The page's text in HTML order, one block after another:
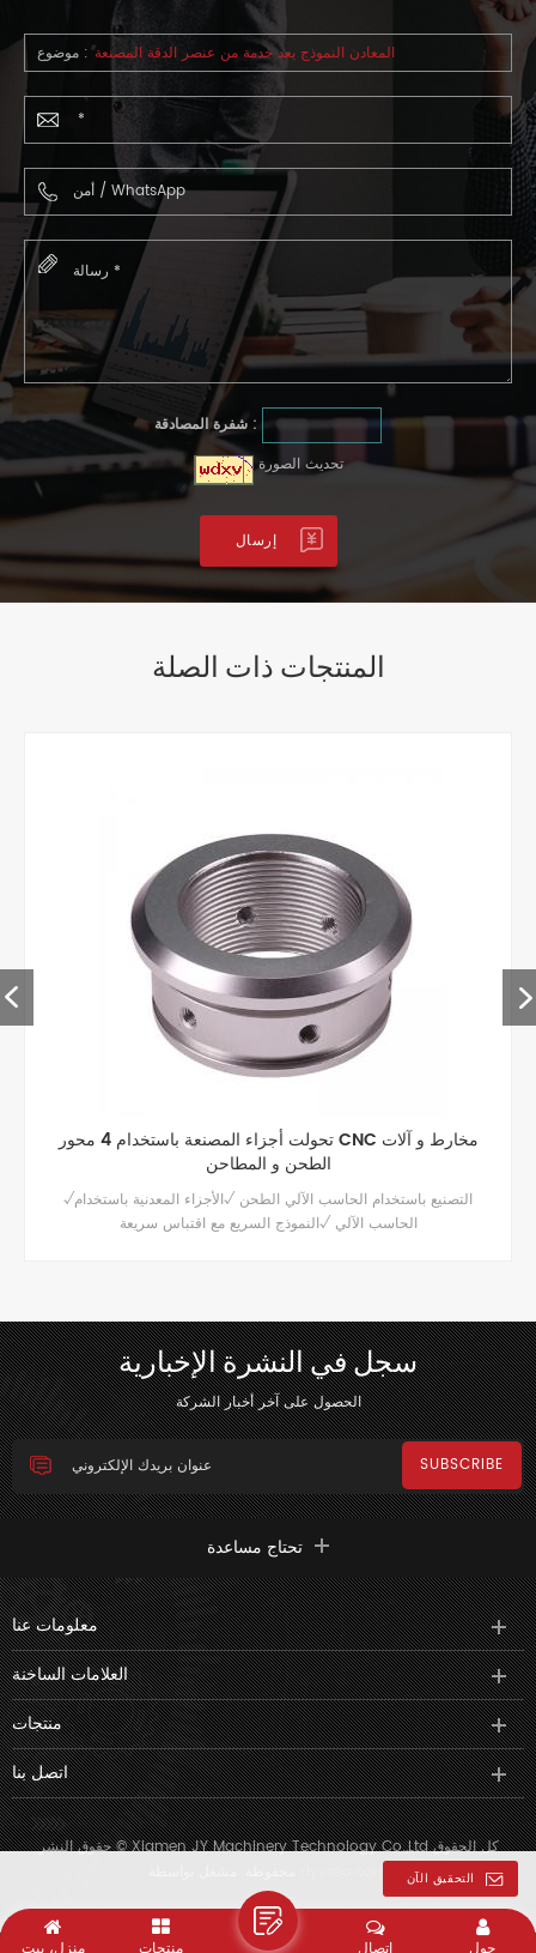
التحقيق الآن
موضوع : المعادن النموذج يعد خدمة من عنصر الدقة المصنعة
شفرة المصادقة :
تحديث الصورة
المنتجات ذات الصلة
الحاسب الآلي √النموذج السريع مع
الآلي أجزاء
لأجزاء الألومنيوم
سجل في النشرة الإخبارية
الحصول على آخر أخبار الشركة
تحتاج مساعدة
معلومات عنا
العلامات الساخنة
منتجات
اتصل بنا
حقوق النشر © Xiamen JY Machinery Technology Co.,Ltd كل الحقوق